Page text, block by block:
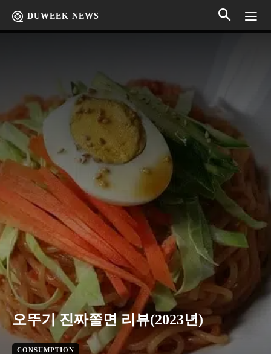
DUWEEK NEWS
오뚜기 진짜쫄면 리뷰(2023년)
CONSUMPTION